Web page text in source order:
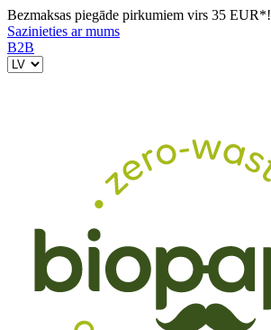
Bezmaksas piegāde pirkumiem virs 35 EUR*!
Sazinieties ar mums
B2B